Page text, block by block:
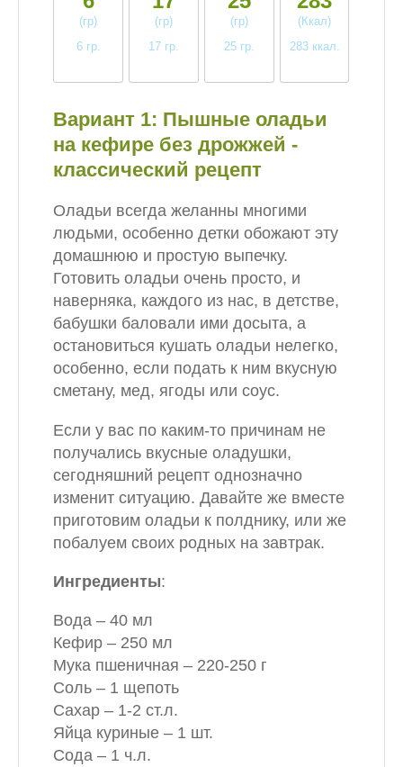
(гр)
6 гр.
(гр)
17 гр.
(гр)
25 гр.
(Ккал)
283 ккал.
Вариант 1: Пышные оладьи
на кефире без дрожжей -
классический рецепт
Оладьи всегда желанны многими
людьми, особенно детки обожают эту
домашнюю и простую выпечку.
Готовить оладьи очень просто, и
наверняка, каждого из нас, в детстве,
бабушки баловали ими досыта, а
остановиться кушать оладьи нелегко,
особенно, если подать к ним вкусную
сметану, мед, ягоды или соус.
Если у вас по каким-то причинам не
получались вкусные оладушки,
сегодняшний рецепт однозначно
изменит ситуацию. Давайте же вместе
приготовим оладьи к полднику, или же
побалуем своих родных на завтрак.
Ингредиенты:
Вода – 40 мл
Кефир – 250 мл
Мука пшеничная – 220-250 г
Соль – 1 щепоть
Сахар – 1-2 ст.л.
Яйца куриные – 1 шт.
Сода – 1 ч.л.